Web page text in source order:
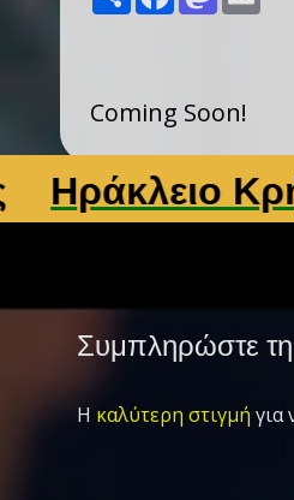
Coming Soon!
Κρήτης
Συμπληρώστε
Η καλύτερη στιγμή για